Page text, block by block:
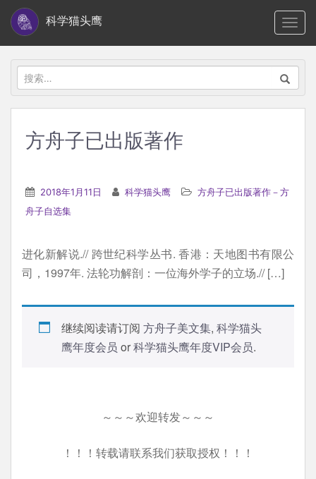
i
科学猫头鹰
搜
索：
方舟子已出版著作
2018年1月11日 科学猫头鹰
方舟子已出版著作－方
舟子自选集
进化新解说.// 跨世纪科学丛书. 香港：天地图书有限公
司，1997年. 法轮功解剖：一位海外学子的立场.// […]
继续阅读请订阅 方舟子美文集, 科学猫头
鹰年度会员 or科学猫头鹰年度VIP会员.
～～～欢迎转发～～～
！！！转载请联系我们获取授权！！！